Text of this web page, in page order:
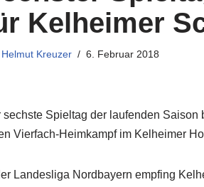
Kelheimer
Helmut Kreuzer 6. Februar 2018
sechste Spieltag der laufenden
Vierfach-Heimkampf im Kelheimer
Landesliga Nordbayern empfing